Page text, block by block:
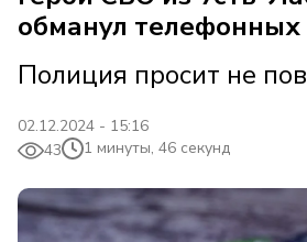
обманул
Полиция просит не
02.12.2024 - 15:16
43
1 минуты, 46 секунд